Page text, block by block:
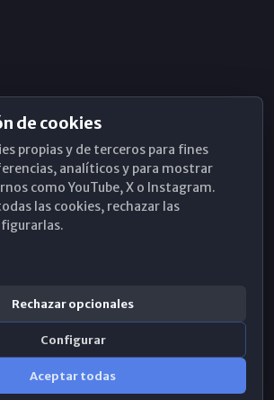
de cookies
propias y de terceros para fines
analíticos y para mostrar
como YouTube, X o Instagram.
las cookies, rechazar las
Rechazar opcionales
Configurar
Aceptar todas